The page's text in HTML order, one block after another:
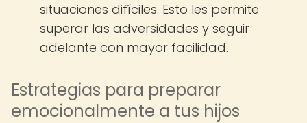
situaciones difíciles. Esto les permite
superar las adversidades y seguir
adelante con mayor facilidad.
Estrategias para preparar
emocionalmente a tus hijos